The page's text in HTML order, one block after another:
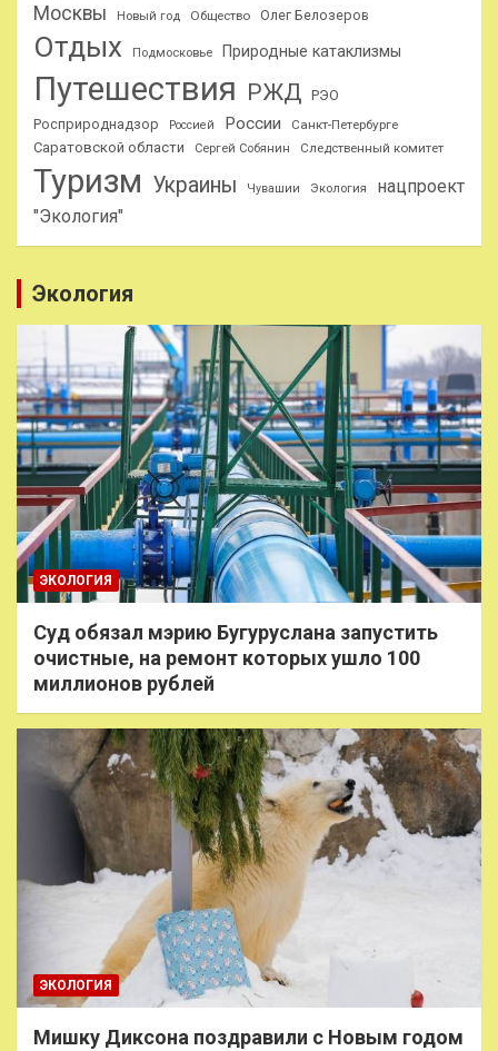
Москвы
Новый год Общество Олег Белозеров
Отдых Подмосковье Природные катаклизмы
Путешествия РЖД РЭО
Росприроднадзор
Россией России Санкт-Петербурге
Саратовской области Сергей Собянин Следственный комитет
Туризм Украины Чувашии Экология
нацпроект
"Экология"
Экология
ЭКОЛОГИЯ
Суд обязал мэрию Бугуруслана запустить
очистные, на ремонт которых ушло 100
миллионов рублей
ЭКОЛОГИЯ
Мишку Диксона поздравили с Новым годом